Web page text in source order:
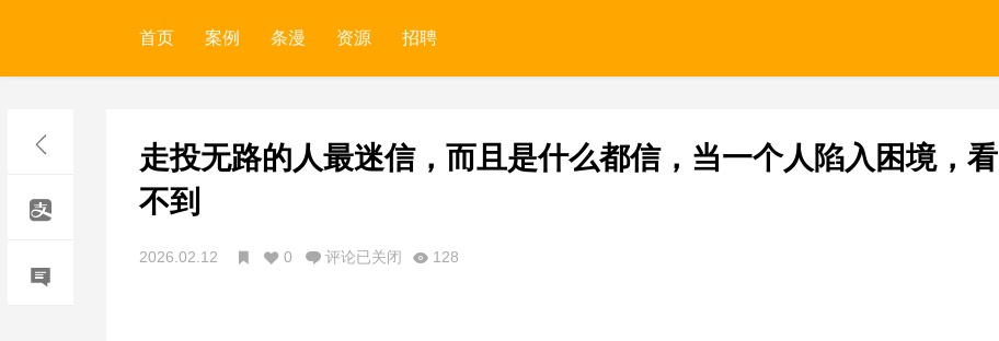
首页 案例 条漫 资源 招聘
走投无路的人最迷信，而且是什么都信，当一个人陷入困境，看
不到
2026.02.12 0 评论已关闭 128